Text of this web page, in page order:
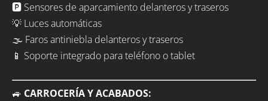
🅿️ Sensores de aparcamiento delanteros y traseros
💡 Luces automáticas
🌫️ Faros antiniebla delanteros y traseros
📱 Soporte integrado para teléfono o tablet
🚙 CARROCERÍA Y ACABADOS: